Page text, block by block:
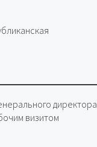
директора
визитом